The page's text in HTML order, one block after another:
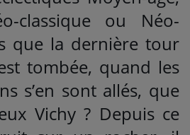
classique ou Néo-
que la dernière tour
tombée, quand les
s’en sont allés, que
Vichy ? Depuis ce